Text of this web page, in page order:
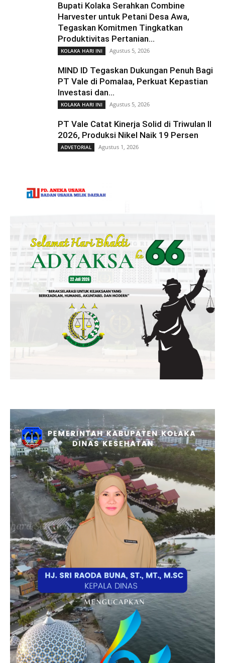
Bupati Kolaka Serahkan Combine
Harvester untuk Petani Desa Awa,
Tegaskan Komitmen Tingkatkan
Produktivitas Pertanian...
KOLAKA HARI INI Agustus 5, 2026
MIND ID Tegaskan Dukungan Penuh Bagi
PT Vale di Pomalaa, Perkuat Kepastian
Investasi dan...
KOLAKA HARI INI Agustus 5, 2026
PT Vale Catat Kinerja Solid di Triwulan II
2026, Produksi Nikel Naik 19 Persen
ADVETORIAL Agustus 1, 2026